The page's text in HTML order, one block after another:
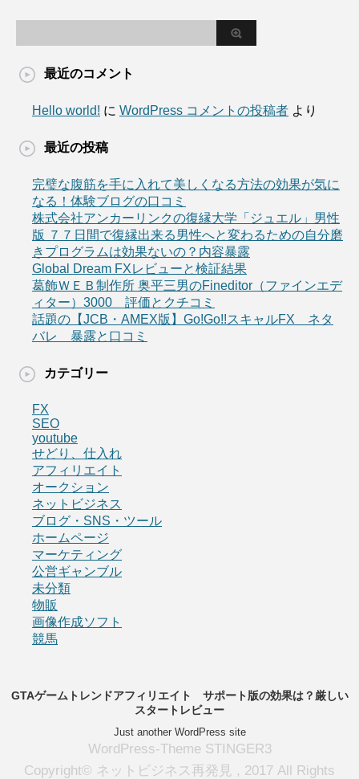
最近のコメント
Hello world! に WordPress コメントの投稿者 より
最近の投稿
完璧な腹筋を手に入れて美しくなる方法の効果が気に
なる！体験ブログの口コミ
株式会社アンカーリンクの復縁大学「ジュエル」男性
版 ７７日間で復縁出来る男性へと変わるための自分磨
きプログラムは効果ないの？内容暴露
Global Dream FXレビューと検証結果
葛飾ＷＥＢ制作所 奥平三男のFineditor（ファインエデ
ィター）3000 評価とクチコミ
話題の【JCB・AMEX版】Go!Go!!スキャルFX ネタ
バレ 暴露と口コミ
カテゴリー
FX
SEO
youtube
せどり、仕入れ
アフィリエイト
オークション
ネットビジネス
ブログ・SNS・ツール
ホームページ
マーケティング
公営ギャンブル
未分類
物販
画像作成ソフト
競馬
GTAゲームトレンドアフィリエイト サポート版の効果は？厳しい
スタートレビュー
Just another WordPress site
WordPress-Theme STINGER3
Copyright© ネットビジネス再発見 , 2017 All Rights